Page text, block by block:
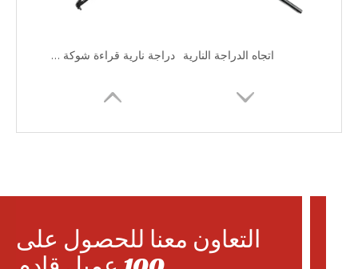
دراجة نارية قراءة شوكة مسطحة اتجاه الدراجة النارية
التعاون معنا للحصول على